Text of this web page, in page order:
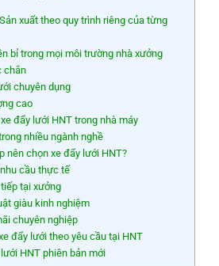
xuất theo quy trình riêng của từng
bỉ trong mọi môi trường nhà xưởng
chắn
chuyên dụng
cao
đẩy lưới HNT trong nhà máy
nhiều ngành nghề
nên chọn xe đẩy lưới HNT?
cầu thực tế
tại xưởng
giàu kinh nghiệm
chuyên nghiệp
đẩy lưới theo yêu cầu tại HNT
HNT phiên bản mới